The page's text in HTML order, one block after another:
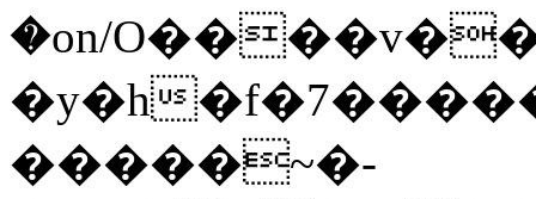
�on/
�y�h
�����~�-